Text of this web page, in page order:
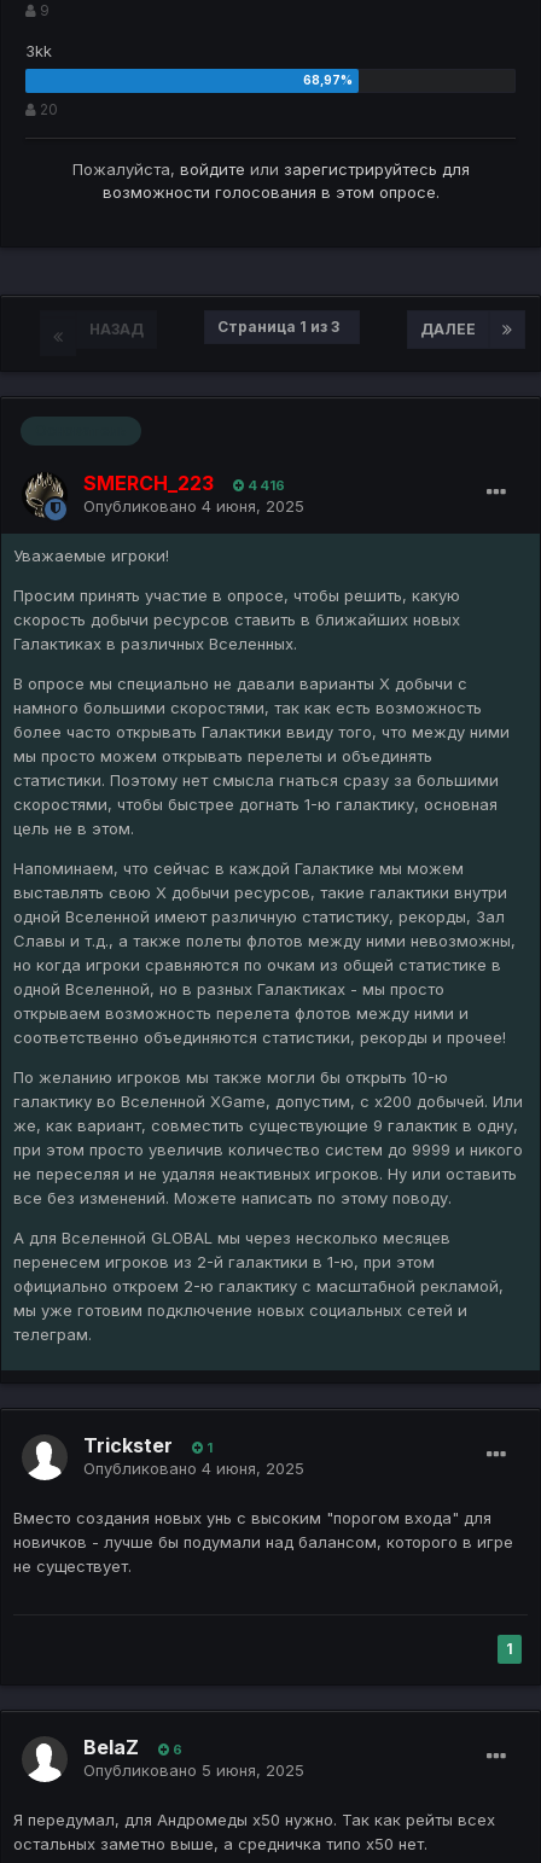
9
3kk
20
Пожалуйста, войдите или зарегистрируйтесь для
возможности голосования в этом опросе.
НАЗАД ДАЛЕЕ
Страница 1 из 3
SMERCH_223 4 416
Опубликовано 4 июня, 2025
Уважаемые игроки!
Просим принять участие в опросе, чтобы решить, какую
скорость добычи ресурсов ставить в ближайших новых
Галактиках в различных Вселенных.
В опросе мы специально не давали варианты Х добычи с
намного большими скоростями, так как есть возможность
более часто открывать Галактики ввиду того, что между ними
мы просто можем открывать перелеты и объединять
статистики. Поэтому нет смысла гнаться сразу за большими
скоростями, чтобы быстрее догнать 1-ю галактику, основная
цель не в этом.
Напоминаем, что сейчас в каждой Галактике мы можем
выставлять свою Х добычи ресурсов, такие галактики внутри
одной Вселенной имеют различную статистику, рекорды, Зал
Славы и т.д., а также полеты флотов между ними невозможны,
но когда игроки сравняются по очкам из общей статистике в
одной Вселенной, но в разных Галактиках - мы просто
открываем возможность перелета флотов между ними и
соответственно объединяются статистики, рекорды и прочее!
По желанию игроков мы также могли бы открыть 10-ю
галактику во Вселенной XGame, допустим, с х200 добычей. Или
же, как вариант, совместить существующие 9 галактик в одну,
при этом просто увеличив количество систем до 9999 и никого
не переселяя и не удаляя неактивных игроков. Ну или оставить
все без изменений. Можете написать по этому поводу.
А для Вселенной GLOBAL мы через несколько месяцев
перенесем игроков из 2-й галактики в 1-ю, при этом
официально откроем 2-ю галактику с масштабной рекламой,
мы уже готовим подключение новых социальных сетей и
телеграм.
Trickster 1
Опубликовано 4 июня, 2025
Вместо создания новых унь с высоким "порогом входа" для
новичков - лучше бы подумали над балансом, которого в игре
не существует.
1
BelaZ 6
Опубликовано 5 июня, 2025
Я передумал, для Андромеды х50 нужно. Так как рейты всех
остальных заметно выше, а средничка типо х50 нет.